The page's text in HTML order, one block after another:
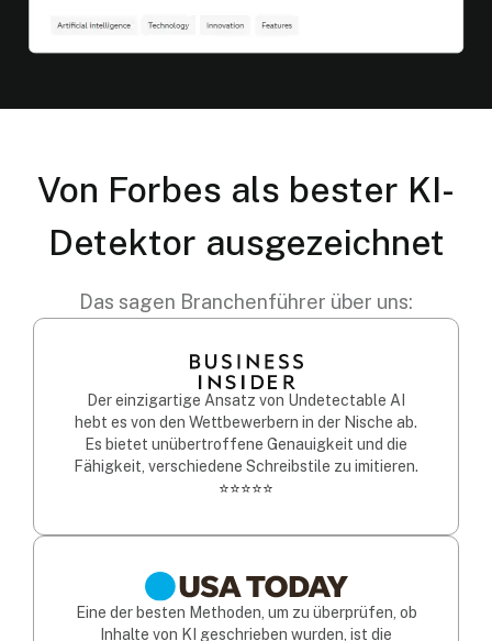
Von Forbes als bester KI-
Detektor ausgezeichnet
Das sagen Branchenführer über uns:
Der einzigartige Ansatz von Undetectable AI
hebt es von den Wettbewerbern in der Nische ab.
Es bietet unübertroffene Genauigkeit und die
Fähigkeit, verschiedene Schreibstile zu imitieren.
⭐⭐⭐⭐⭐
Eine der besten Methoden, um zu überprüfen, ob
Inhalte von KI geschrieben wurden, ist die